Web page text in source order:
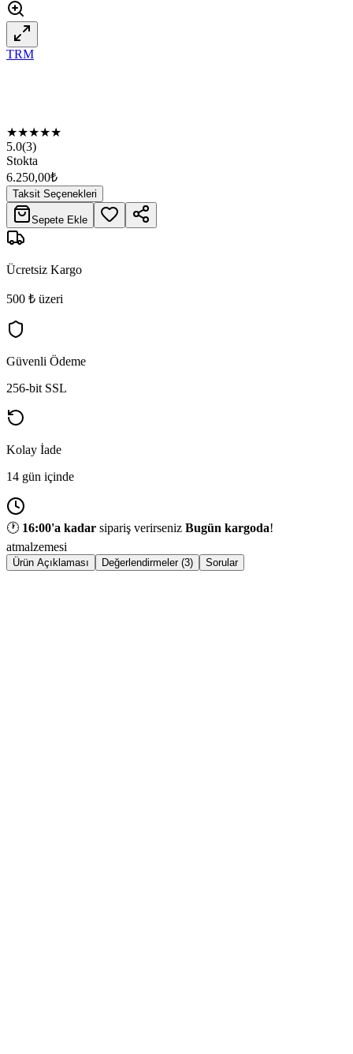
TRM
★★★★★
5.0(3)
Stokta
6.250,00₺
Taksit Seçenekleri
Sepete Ekle
Ücretsiz Kargo
500 ₺ üzeri
Güvenli Ödeme
256-bit SSL
Kolay İade
14 gün içinde
🕐 16:00'a kadar sipariş verirseniz Bugün kargoda!
atmalzemesi
Ürün Açıklaması Değerlendirmeler (3) Sorular